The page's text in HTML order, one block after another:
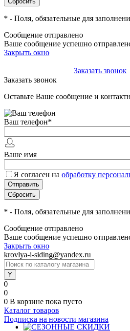
* - Поля, обязательные для
Сообщение отправлено
Ваше сообщение успешно
Закрыть окно
Заказать звонок
Заказать звонок
Оставьте Ваше сообщение и
Ваш телефон*
Ваше имя
Я согласен на обработку
* - Поля, обязательные для
Сообщение отправлено
Ваше сообщение успешно
Закрыть окно
krovlya-i-siding@yandex.ru
0
0
0 В корзине пока пусто
Каталог товаров
Подписка на новости магазина